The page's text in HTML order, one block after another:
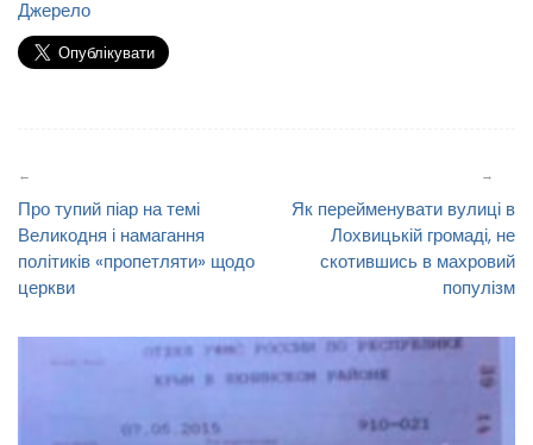
Джерело
Про тупий піар на темі
Великодня і намагання
політиків «пропетляти» щодо
церкви
Як перейменувати вулиці в
Лохвицькій громаді, не
скотившись в махровий
популізм